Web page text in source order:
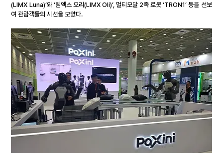
(LIMX Luna)’와 ‘림엑스 오리(LIMX Oli)’, 멀티모달 2족 로봇 ‘TRON1’ 등을 선보
여 관람객들의 시선을 모았다.